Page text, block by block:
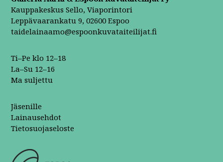
Kauppakeskus Sello, Viaporintori
Leppävaarankatu 9, 02600 Espoo
taidelainaamo@espoonkuvataiteilijat.fi
Ti–Pe klo 12–18
La–Su 12–16
Ma suljettu
Jäsenille
Lainausehdot
Tietosuojaseloste